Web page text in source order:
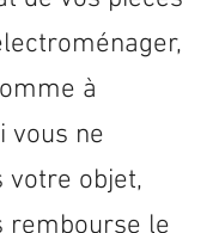
à
vous ne
votre objet,
rembourse le